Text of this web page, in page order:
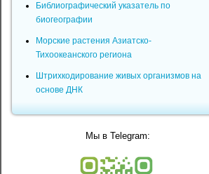
Библиографический указатель по
биогеографии
Морские растения Азиатско-
Тихоокеанского региона
Штрихкодирование живых организмов на
основе ДНК
Мы в Telegram: